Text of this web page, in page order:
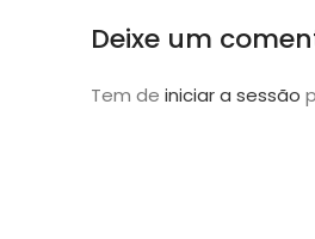
Deixe um
Tem de iniciar a sessão